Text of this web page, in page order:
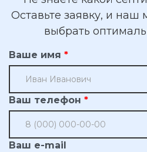
Оставьте заявку, и
выбрать
Ваше имя
Ваш телефон
Ваш e-mail